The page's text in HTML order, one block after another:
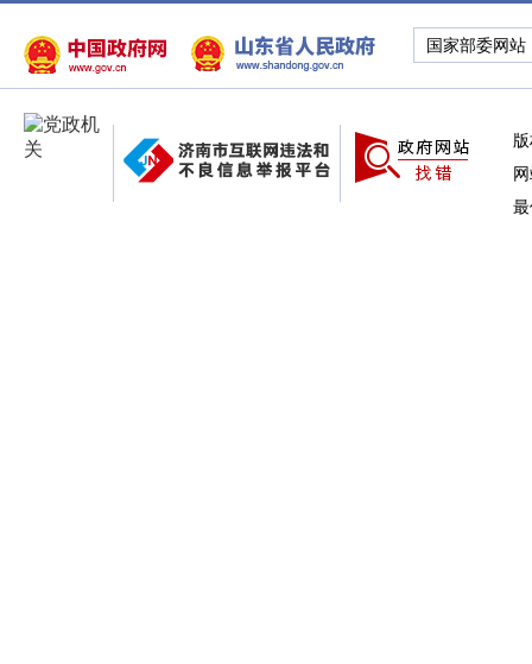
国家部委网站